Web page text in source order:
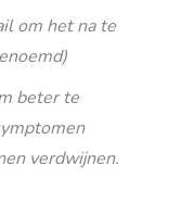
om het na te
beter te
verdwijnen.